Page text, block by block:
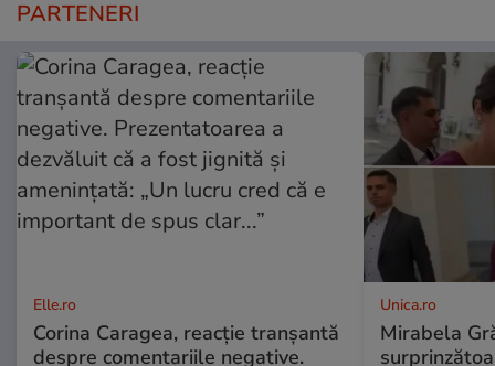
PARTENERI
Elle.ro
Corina Caragea, reacție tranșantă
despre comentariile negative.
Unica.ro
Mirabela